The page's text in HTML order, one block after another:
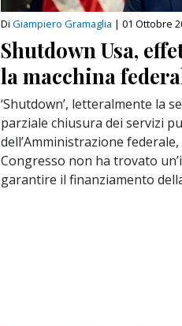
Di Giampiero Gramaglia | 01 Ottobre
Shutdown Usa,
la macchina
‘Shutdown’, letteralmente la
parziale chiusura dei servizi
dell’Amministrazione
Congresso non ha trovato
garantire il finanziamento